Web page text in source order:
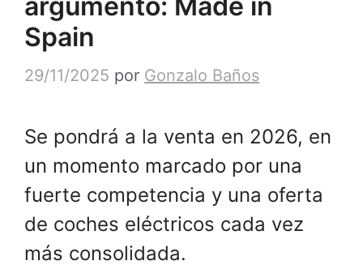
Spain
29/11/2025 por Gonzalo Baños
Se pondrá a la venta en 2026, en
un momento marcado por una
fuerte competencia y una oferta
de coches eléctricos cada vez
más consolidada.